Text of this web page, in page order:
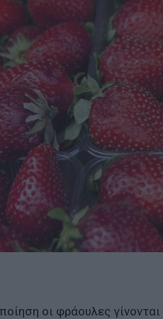
οι φράουλες